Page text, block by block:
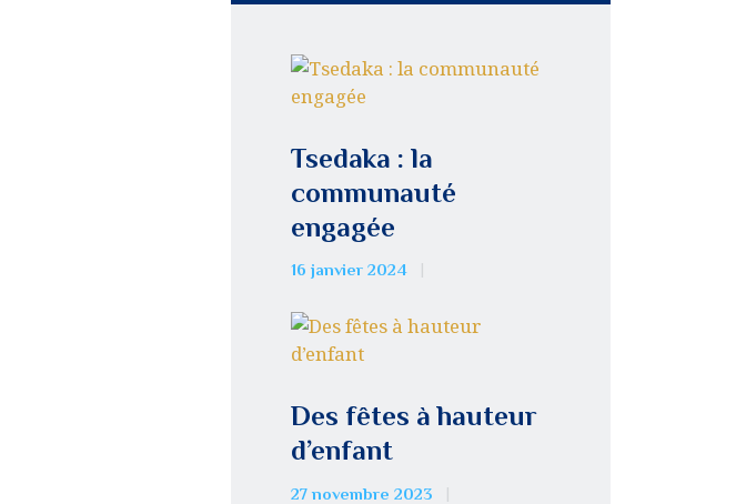
Tsedaka : la
communauté
engagée
16 janvier 2024
Des fêtes à hauteur
d’enfant
27 novembre 2023